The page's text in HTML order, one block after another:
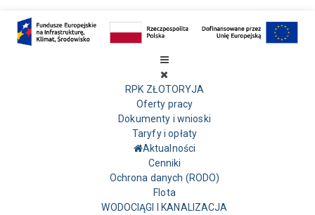
RPK ZŁOTORYJA
Oferty pracy
Dokumenty i wnioski
Taryfy i opłaty
Aktualności
Cenniki
Ochrona danych (RODO)
Flota
WODOCIĄGI I KANALIZACJA